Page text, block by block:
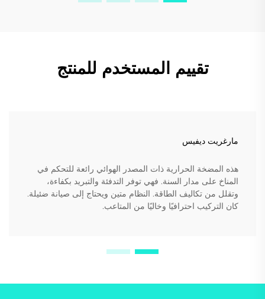
تقييم المستخدم للمنتج
مارغريت ديفيس
هذه المضخة الحرارية ذات المصدر الهوائي رائعة للتحكم في
المناخ على مدار السنة. فهي توفر التدفئة والتبريد بكفاءة،
وتقلل من تكاليف الطاقة. النظام متين ويحتاج إلى صيانة ضئيلة.
كان التركيب احترافيًا وخاليًا من المتاعب.